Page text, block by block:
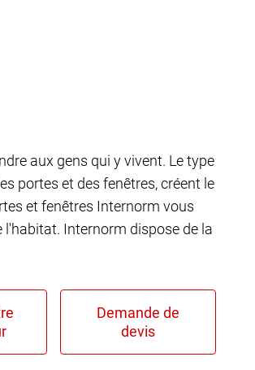
aux gens qui y vivent. Le type
portes et des fenêtres, créent le
et fenêtres Internorm vous
l'habitat. Internorm dispose de la